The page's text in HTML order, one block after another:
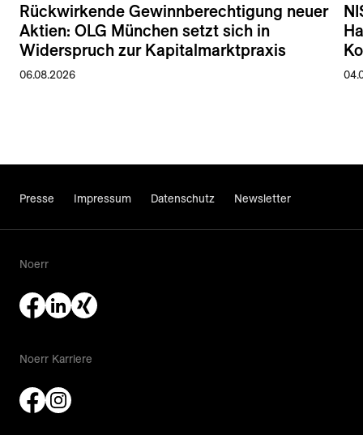
Rückwirkende Gewinnberechtigung neuer
Aktien: OLG München setzt sich in
Widerspruch zur Kapitalmarktpraxis
06.08.2026
Presse Impressum Datenschutz Newsletter
Noerr
Noerr Karriere